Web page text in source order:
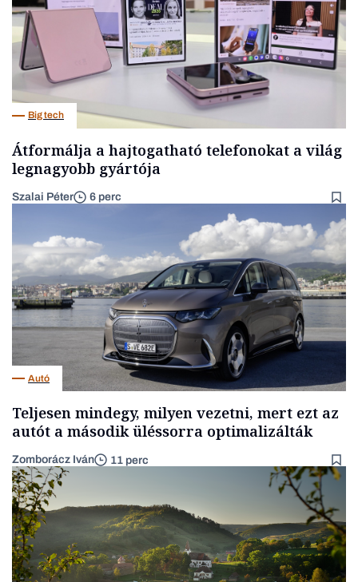
Big tech
Átformálja a hajtogatható telefonokat a világ
legnagyobb gyártója
Szalai Péter 6 perc
Autó
Teljesen mindegy, milyen vezetni, mert ezt az
autót a második üléssorra optimalizálták
Zomborácz Iván 11 perc